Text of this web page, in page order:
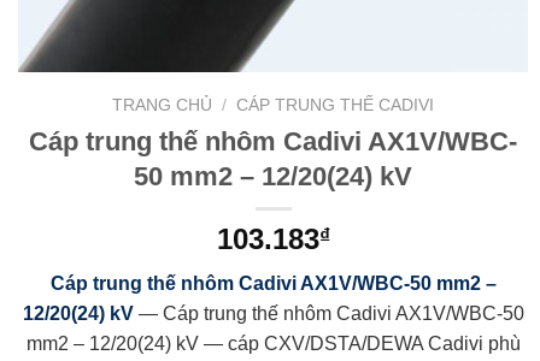
TRANG CHỦ / CÁP TRUNG THẾ CADIVI
Cáp trung thế nhôm Cadivi AX1V/WBC-
50 mm2 – 12/20(24) kV
103.183₫
Cáp trung thế nhôm Cadivi AX1V/WBC-50 mm2 –
12/20(24) kV— Cáp trung thế nhôm Cadivi AX1V/WBC-50
mm2 – 12/20(24) kV — cáp CXV/DSTA/DEWA Cadivi phù